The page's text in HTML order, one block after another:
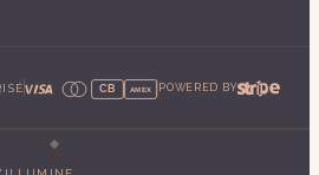
CB AMEX POWERED BY